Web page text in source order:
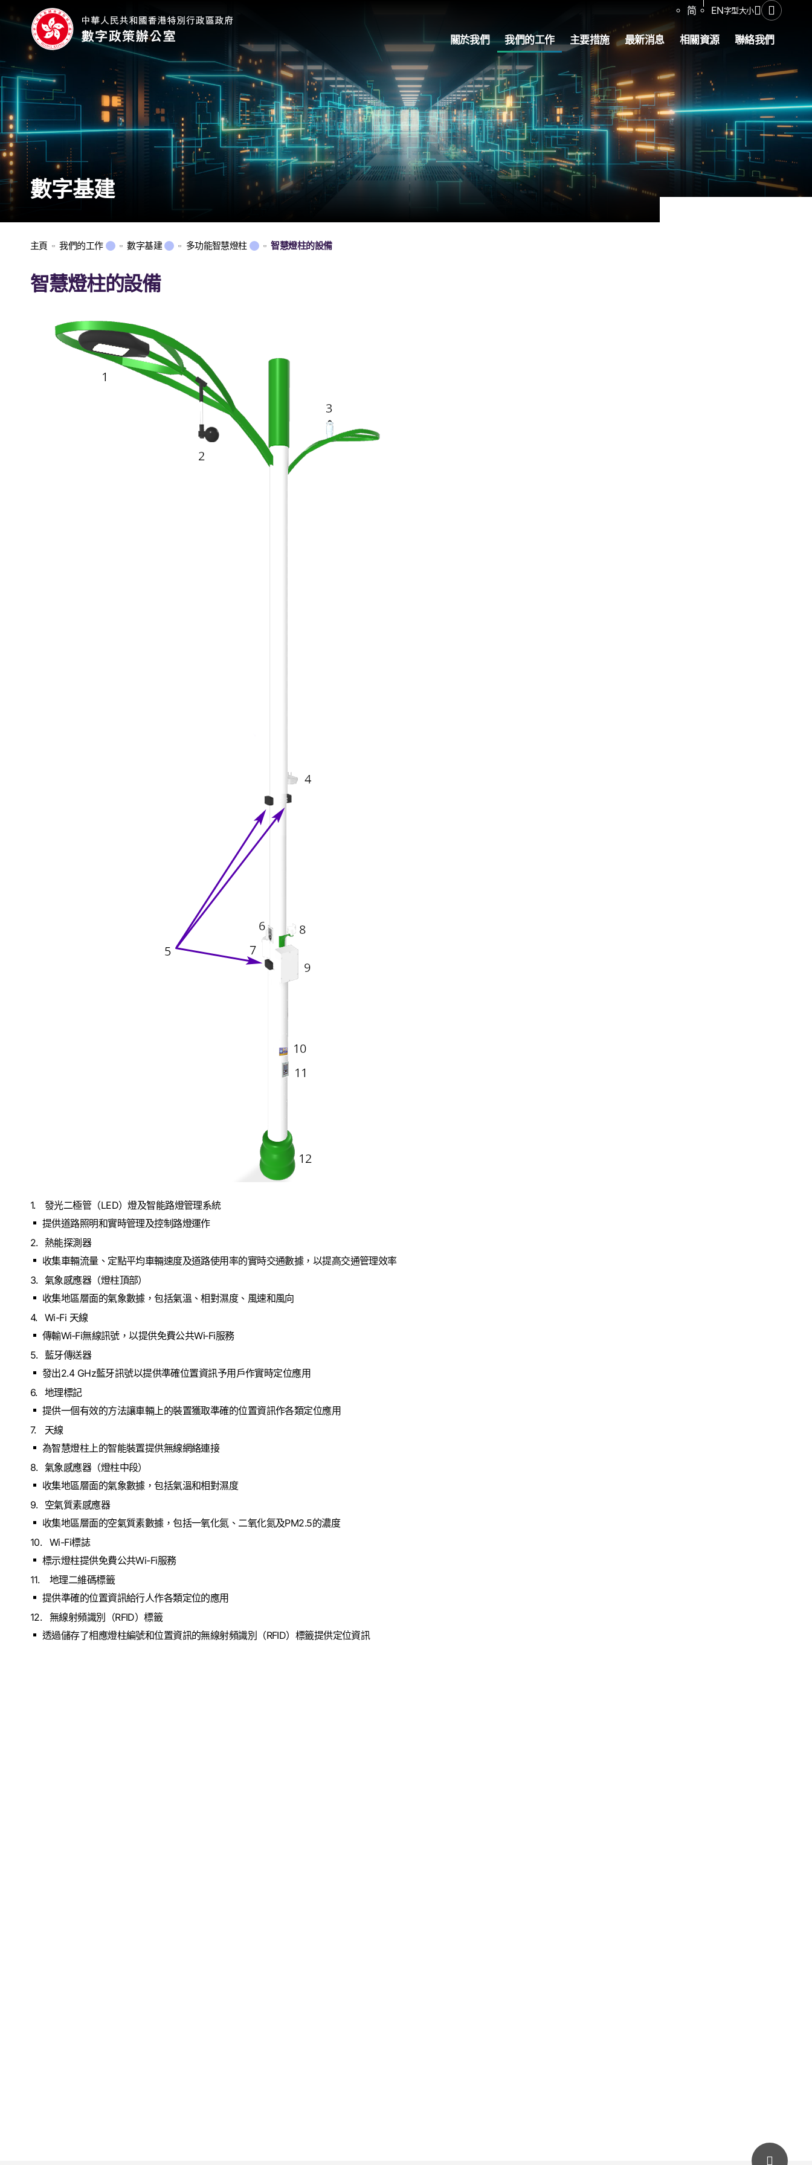
简 EN字型大小分享開啟搜尋
關於我們 我們的工作 主要措施 最新消息 相關資源 聯絡我們
數字基建
主頁 我們的工作 數字基建 多功能智慧燈柱 智慧燈柱的設備
智慧燈柱的設備
發光二極管（LED）燈及智能路燈管理系統
提供道路照明和實時管理及控制路燈運作
熱能探測器
收集車輛流量、定點平均車輛速度及道路使用率的實時交通數據，以提高交通管理效率
氣象感應器（燈柱頂部）
收集地區層面的氣象數據，包括氣溫、相對濕度、風速和風向
Wi-Fi 天線
傳輸Wi‐Fi無線訊號，以提供免費公共Wi‐Fi服務
藍牙傳送器
發出2.4 GHz藍牙訊號以提供準確位置資訊予用戶作實時定位應用
地理標記
提供一個有效的方法讓車輛上的裝置獲取準確的位置資訊作各類定位應用
天線
為智慧燈柱上的智能裝置提供無線網絡連接
氣象感應器（燈柱中段）
收集地區層面的氣象數據，包括氣溫和相對濕度
空氣質素感應器
收集地區層面的空氣質素數據，包括一氧化氮、二氧化氮及PM2.5的濃度
Wi-Fi標誌
標示燈柱提供免費公共Wi-Fi服務
地理二維碼標籤
提供準確的位置資訊給行人作各類定位的應用
無線射頻識別（RFID）標籤
透過儲存了相應燈柱編號和位置資訊的無線射頻識別（RFID）標籤提供定位資訊